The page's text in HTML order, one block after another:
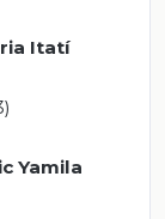
Itatí
Yamila